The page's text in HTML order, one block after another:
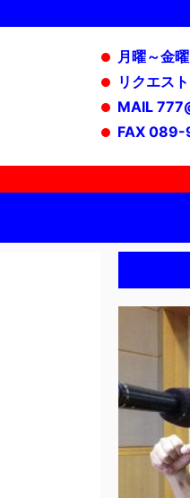
月曜～金
リクエス
MAIL
FAX